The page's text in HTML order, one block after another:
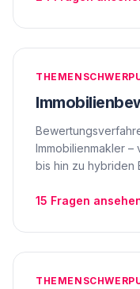
Immobilienmakler
bis hin zu hybriden
15 Fragen